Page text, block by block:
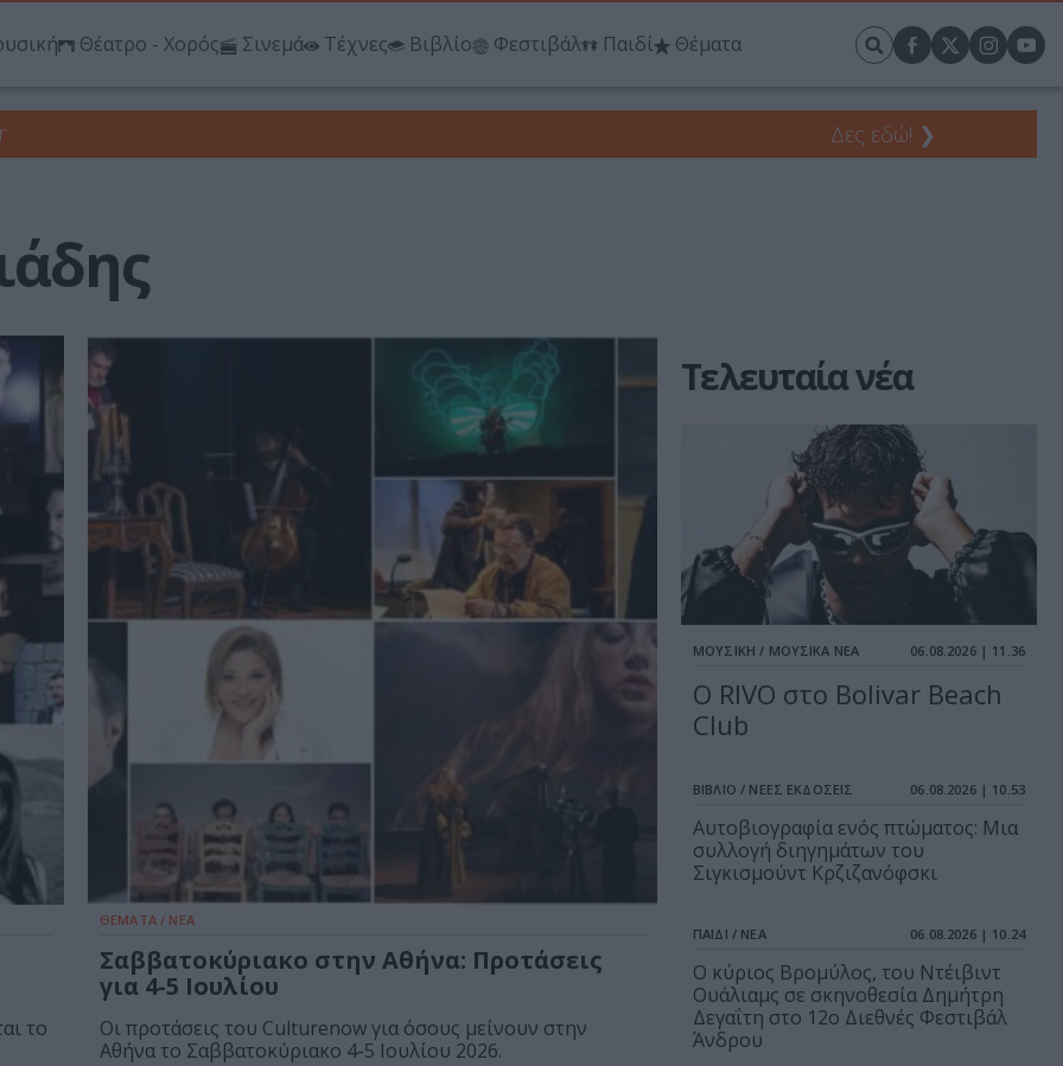
Θέατρο - Χορός Σινεμά Τέχνες Βιβλίο Φεστιβάλ Παιδί Θέματα
Δες εδώ! ❯
το
ΘΕΜΑΤΑ / ΝΕΑ
Σαββατοκύριακο στην Αθήνα: Προτάσεις
για 4-5 Ιουλίου
Οι προτάσεις του Culturenow για όσους μείνουν στην
Αθήνα το Σαββατοκύριακο 4-5 Ιουλίου 2026.
Τελευταία νέα
ΜΟΥΣΙΚΗ / ΜΟΥΣΙΚΑ ΝΕΑ 06.08.2026 | 11.36
Ο RIVO στο Bolivar Beach
Club
ΒΙΒΛΙΟ / ΝΕΕΣ ΕΚΔΟΣΕΙΣ 06.08.2026 | 10.53
Αυτοβιογραφία ενός πτώματος: Μια
συλλογή διηγημάτων του
Σιγκισμούντ Κρζιζανόφσκι
ΠΑΙΔΙ / ΝΕΑ 06.08.2026 | 10.24
O κύριος Βρομύλος, του Ντέιβιντ
Ουάλιαμς σε σκηνοθεσία Δημήτρη
Δεγαΐτη στο 12ο Διεθνές Φεστιβάλ
Άνδρου